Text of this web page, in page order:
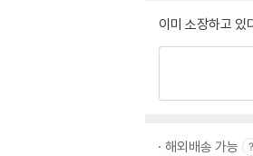
이미 소장하고 있
해외배송 가능